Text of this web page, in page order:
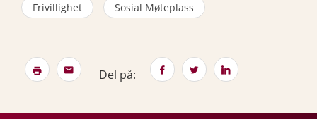
Frivillighet Sosial Møteplass
Del på: